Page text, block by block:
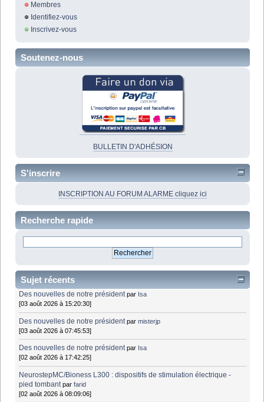
Membres
Identifiez-vous
Inscrivez-vous
Soutenez-nous
BULLETIN D'ADHÉSION
S'inscrire
INSCRIPTION AU FORUM ALARME cliquez ici
Recherche rapide
Sujet récents
Des nouvelles de notre président par Isa
[03 août 2026 à 15:20:30]
Des nouvelles de notre président parmisterjp
[03 août 2026 à 07:45:53]
Des nouvelles de notre président par Isa
[02 août 2026 à 17:42:25]
NeurostepMC/Bioness L300 : dispositifs de stimulation électrique -
pied tombant parfarid
[02 août 2026 à 08:09:06]